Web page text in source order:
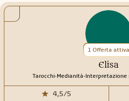
le risposte alle tue domande in un
fatti e delle emozioni vissute. Il mazzo che utilizzo è composto da
Arcani Maggiori e Arcani Minori, i
semi, ognuno rappresentante un
raffigurata dalle Fate, simbolo di
rappresentata dagli Unicorni, simboli di
incarna le Sirene, portatrici di
simboleggiato dai Draghi buoni,
trasformazione. Ogni carta è ricca di
fornire risposte profonde e messaggi
aggiunta, offro servizi come: 💫 Il Gioco
percorso magico per comprendere te
vita. 💫 Lettura dello Scopo della Vita:
1 Offerta attiva
Elisa
Tarocchi.Medianità.Interpretazione
4,5/5